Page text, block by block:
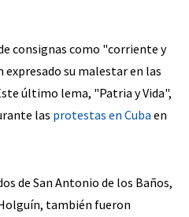
consignas como "corriente y
expresado su malestar en las
último lema, "Patria y Vida",
las protestas en Cuba en
de San Antonio de los Baños,
también fueron